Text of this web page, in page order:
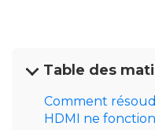
Table des
Comment
HDMI ne